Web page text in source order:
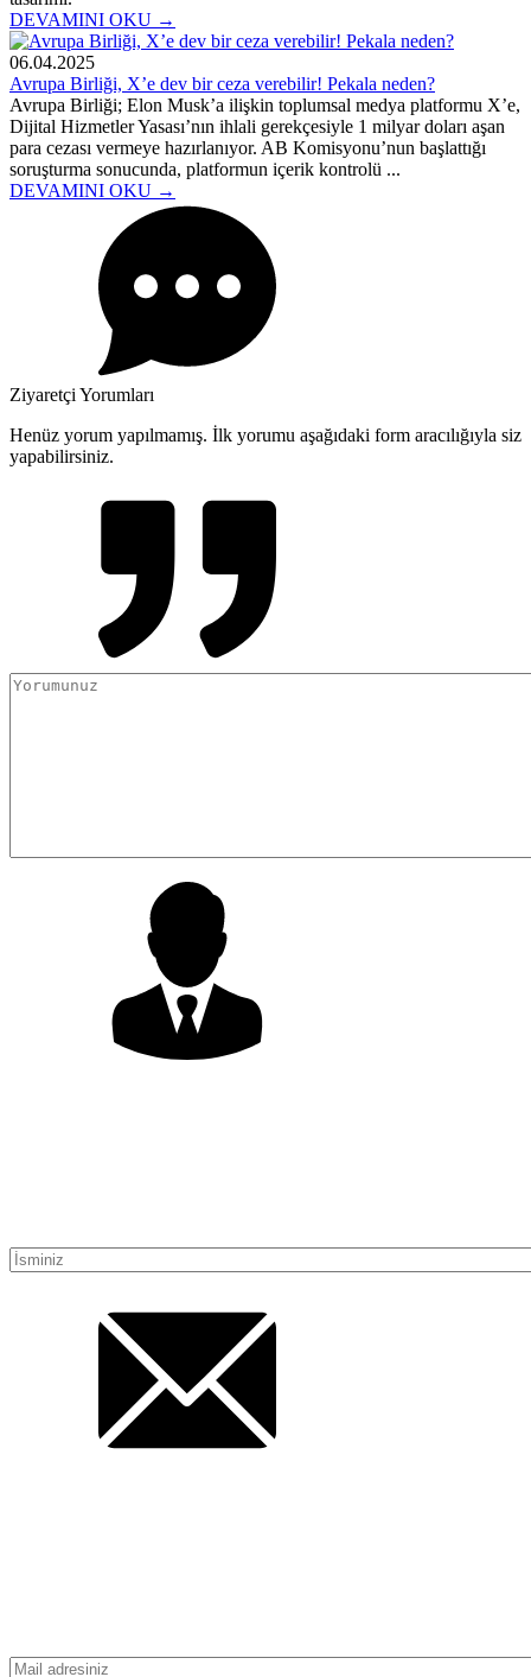
DEVAMINI OKU →
06.04.2025
Avrupa Birliği, X’e dev bir ceza verebilir! Pekala neden?
Avrupa Birliği; Elon Musk’a ilişkin toplumsal medya platformu X’e,
Dijital Hizmetler Yasası’nın ihlali gerekçesiyle 1 milyar doları aşan
para cezası vermeye hazırlanıyor. AB Komisyonu’nun başlattığı
soruşturma sonucunda, platformun içerik kontrolü ...
DEVAMINI OKU →
Ziyaretçi Yorumları
Henüz yorum yapılmamış. İlk yorumu aşağıdaki form aracılığıyla siz
yapabilirsiniz.